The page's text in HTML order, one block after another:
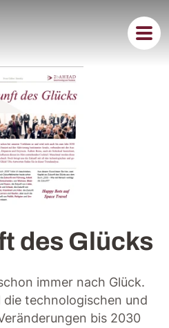
des Glücks
immer nach Glück.
die technologischen und
bis 2030